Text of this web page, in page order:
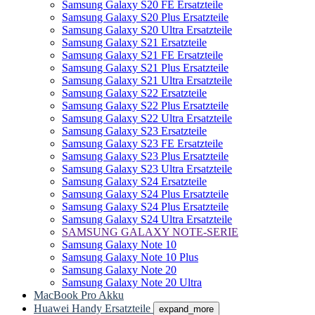
Samsung Galaxy S20 FE Ersatzteile
Samsung Galaxy S20 Plus Ersatzteile
Samsung Galaxy S20 Ultra Ersatzteile
Samsung Galaxy S21 Ersatzteile
Samsung Galaxy S21 FE Ersatzteile
Samsung Galaxy S21 Plus Ersatzteile
Samsung Galaxy S21 Ultra Ersatzteile
Samsung Galaxy S22 Ersatzteile
Samsung Galaxy S22 Plus Ersatzteile
Samsung Galaxy S22 Ultra Ersatzteile
Samsung Galaxy S23 Ersatzteile
Samsung Galaxy S23 FE Ersatzteile
Samsung Galaxy S23 Plus Ersatzteile
Samsung Galaxy S23 Ultra Ersatzteile
Samsung Galaxy S24 Ersatzteile
Samsung Galaxy S24 Plus Ersatzteile
Samsung Galaxy S24 Plus Ersatzteile
Samsung Galaxy S24 Ultra Ersatzteile
SAMSUNG GALAXY NOTE-SERIE
Samsung Galaxy Note 10
Samsung Galaxy Note 10 Plus
Samsung Galaxy Note 20
Samsung Galaxy Note 20 Ultra
MacBook Pro Akku
Huawei Handy Ersatzteile
expand_more